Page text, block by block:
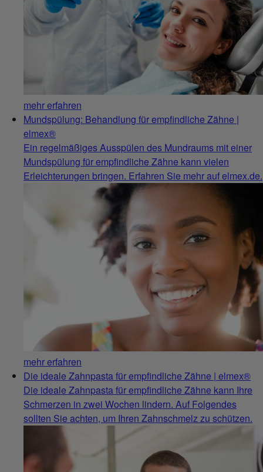
mehr erfahren
Mundspülung: Behandlung für empfindliche Zähne |
elmex®
Ein regelmäßiges Ausspülen des Mundraums mit einer
Mundspülung für empfindliche Zähne kann vielen
Erleichterungen bringen. Erfahren Sie mehr auf elmex.de.
mehr erfahren
Die ideale Zahnpasta für empfindliche Zähne | elmex®
Die ideale Zahnpasta für empfindliche Zähne kann Ihre
Schmerzen in zwei Wochen lindern. Auf Folgendes
sollten Sie achten, um Ihren Zahnschmelz zu schützen.